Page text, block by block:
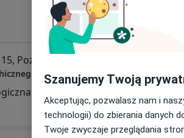
Poznań
Optimus
Szanujemy Twoją
Akceptując, pozwalasz nam i
technologii) do zbierania danych
Twoje zwyczaje przeglądania